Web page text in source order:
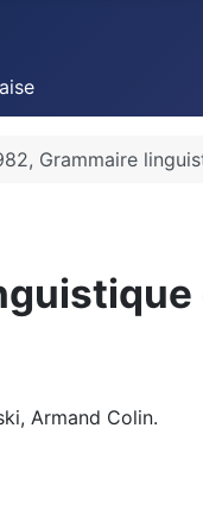
Grammaire
Armand Colin.